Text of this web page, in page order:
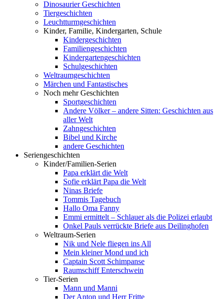
Dinosaurier Geschichten
Tiergeschichten
Leuchtturmgeschichten
Kinder, Familie, Kindergarten, Schule
Kindergeschichten
Familiengeschichten
Kindergartengeschichten
Schulgeschichten
Weltraumgeschichten
Märchen und Fantastisches
Noch mehr Geschichten
Sportgeschichten
Andere Völker – andere Sitten: Geschichten aus
aller Welt
Zahngeschichten
Bibel und Kirche
andere Geschichten
Seriengeschichten
Kinder/Familien-Serien
Papa erklärt die Welt
Sofie erklärt Papa die Welt
Ninas Briefe
Tommis Tagebuch
Hallo Oma Fanny
Emmi ermittelt – Schlauer als die Polizei erlaubt
Onkel Pauls verrückte Briefe aus Deilinghofen
Weltraum-Serien
Nik und Nele fliegen ins All
Mein kleiner Mond und ich
Captain Scott Schimpanse
Raumschiff Enterschwein
Tier-Serien
Mann und Manni
Der Anton und Herr Fritte